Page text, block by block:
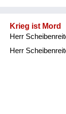
Krieg ist Mord
Herr
Herr